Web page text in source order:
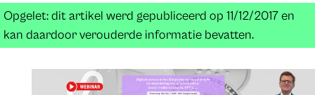
Opgelet: dit artikel werd gepubliceerd op 11/12/2017 en
kan daardoor verouderde informatie bevatten.